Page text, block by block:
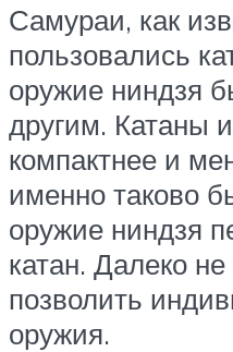
Самураи, как
пользовались
оружие ниндзя
другим. Катаны
компактнее и
именно таково
оружие ниндзя
катан. Далеко
позволить
оружия.